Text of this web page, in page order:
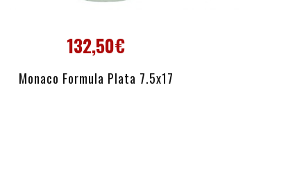
132,50€
Monaco Formula Plata 7.5x17
AÑADIR AL CARRITO